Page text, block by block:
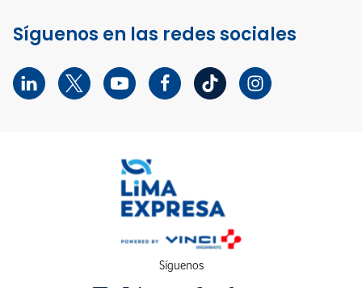
Síguenos en las redes sociales
Síguenos